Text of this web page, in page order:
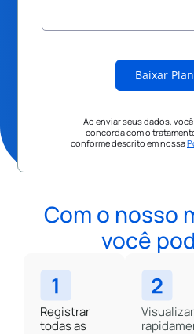
Baixar
Ao enviar seus dados,
concorda com o
conforme descrito em nossa
Com o nosso
você
Registrar
todas as
Visualizar